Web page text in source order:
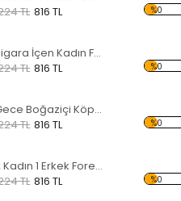
TL 816 TL %0
Sigara İçen Kadın Forex Tablo
TL 816 TL %0
Gece Boğaziçi Köprüsü Forex Tablo
TL 816 TL %0
2 Kadın 1 Erkek Forex Tablo
TL 816 TL %0